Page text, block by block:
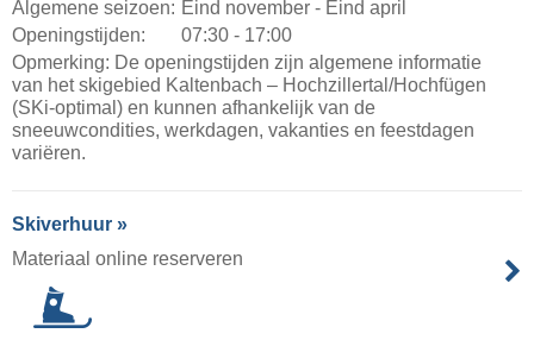
Algemene seizoen: Eind november - Eind april
Openingstijden:
07:30 - 17:00
Opmerking: De openingstijden zijn algemene informatie
van het skigebied Kaltenbach – Hochzillertal/​Hochfügen
(SKi-optimal) en kunnen afhankelijk van de
sneeuwcondities, werkdagen, vakanties en feestdagen
variëren.
Skiverhuur »
Materiaal online reserveren